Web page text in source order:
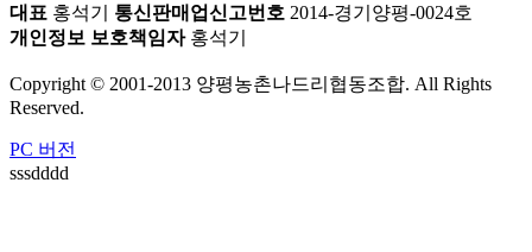
대표 홍석기 통신판매업신고번호 2014-경기양평-0024호
개인정보 보호책임자홍석기
Copyright © 2001-2013 양평농촌나드리협동조합. All Rights
Reserved.
PC 버전
sssdddd